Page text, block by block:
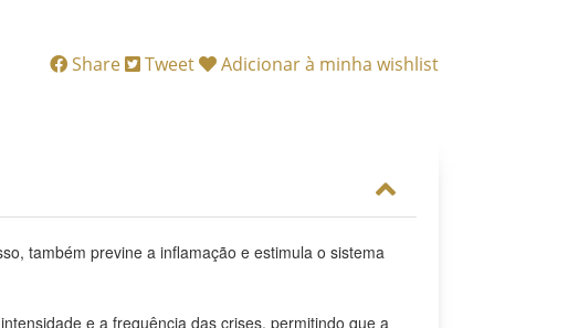
Share Tweet Adicionar à minha wishlist
também previne a inflamação e estimula o sistema
e a frequência das crises, permitindo que a